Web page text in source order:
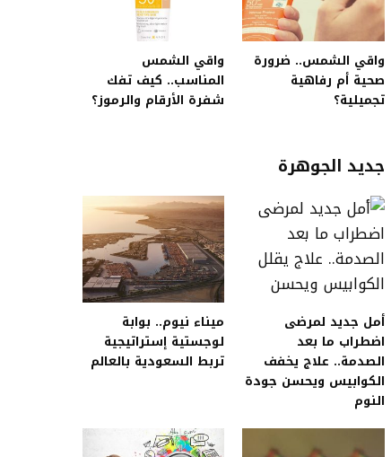
واقي الشمس.. ضرورة
صحية أم رفاهية
تجميلية؟
واقي الشمس
المناسب.. كيف تفك
شفرة الأرقام والرموز؟
جديد الجوهرة
أمل جديد لمرضى
اضطراب ما بعد
الصدمة.. علاج يخفف
الكوابيس ويحسن جودة
النوم
ميناء نيوم.. بوابة
لوجستية إستراتيجية
تربط السعودية بالعالم